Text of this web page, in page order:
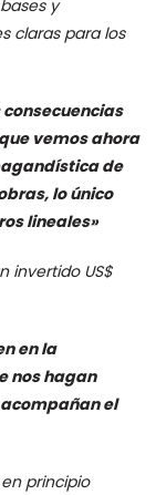
y
claras para los
vemos ahora
de
lo único
lineales»
invertido US$
en la
nos hagan
el
principio